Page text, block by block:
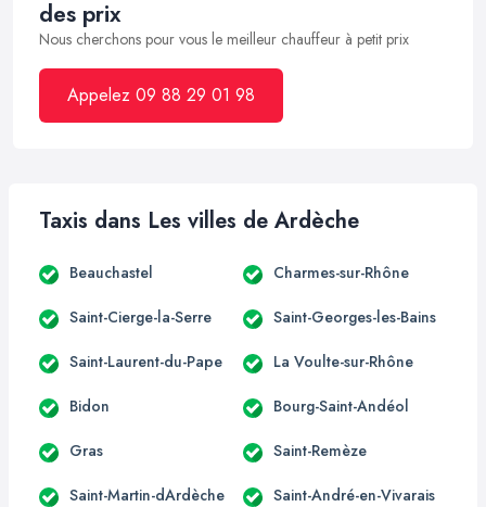
des prix
Nous cherchons pour vous le meilleur chauffeur à petit prix
Appelez 09 88 29 01 98
Taxis dans Les villes de Ardèche
Beauchastel Charmes-sur-Rhône
Saint-Cierge-la-Serre Saint-Georges-les-Bains
Saint-Laurent-du-Pape La Voulte-sur-Rhône
Bidon Bourg-Saint-Andéol
Gras Saint-Remèze
Saint-Martin-dArdèche Saint-André-en-Vivarais